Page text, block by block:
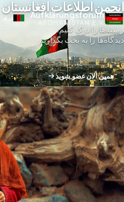
Aufklärungsforum
AFGHANISTAN E.V.
دری
انجمن اطلاعات افغانستان
زمینه‌ها را درک کنیم.
دیدگاه‌ها را به بحث بگذاریم.
همین الان عضو شوید